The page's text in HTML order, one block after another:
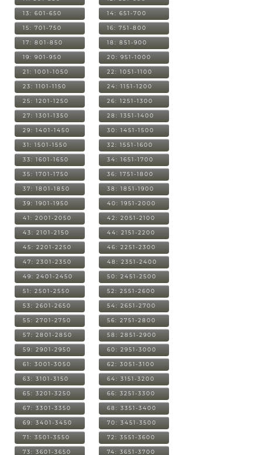
13: 601-650 14: 651-700
15: 701-750 16: 751-800
17: 801-850 18: 851-900
19: 901-950 20: 951-1000
21: 1001-1050 22: 1051-1100
23: 1101-1150 24: 1151-1200
25: 1201-1250 26: 1251-1300
27: 1301-1350 28: 1351-1400
29: 1401-1450 30: 1451-1500
31: 1501-1550 32: 1551-1600
33: 1601-1650 34: 1651-1700
35: 1701-1750 36: 1751-1800
37: 1801-1850 38: 1851-1900
39: 1901-1950 40: 1951-2000
41: 2001-2050 42: 2051-2100
43: 2101-2150 44: 2151-2200
45: 2201-2250 46: 2251-2300
47: 2301-2350 48: 2351-2400
49: 2401-2450 50: 2451-2500
51: 2501-2550 52: 2551-2600
53: 2601-2650 54: 2651-2700
55: 2701-2750 56: 2751-2800
57: 2801-2850 58: 2851-2900
59: 2901-2950 60: 2951-3000
61: 3001-3050 62: 3051-3100
63: 3101-3150 64: 3151-3200
65: 3201-3250 66: 3251-3300
67: 3301-3350 68: 3351-3400
69: 3401-3450 70: 3451-3500
71: 3501-3550 72: 3551-3600
73: 3601-3650 74: 3651-3700